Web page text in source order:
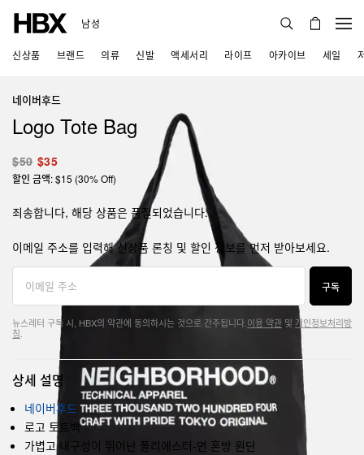
남성
신상품 브랜드 의류 신발 액세서리 라이프 아카이브 세일
네이버후드
Logo Tote Bag
$50 $35
할인 금액: $15 (30% Off)
죄송합니다, 해당 상품은 품절되었습니다.
이메일 주소를 입력해 신상품 론칭 및 할인 정보를 먼저 받아보세요.
구독
뉴스레터 구독 시, HBX의 약관에 동의하시는 것으로 간주됩니다. 이용 약관 및 개인정보처리방
침
상세 설명
네이버후드
로고 토트백
가볍고 내구성이 뛰어난 폴리에스터-면 혼방 원단